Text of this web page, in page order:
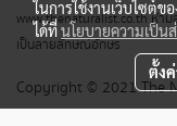
www.thenaturalist.co.th ห้าม
เป็นลายลักษณ์อักษร
Copyright © 2021 The
ในการใช้งานเว็บไซต์
ได้ที่นโยบายความเป็น
ตั้ง